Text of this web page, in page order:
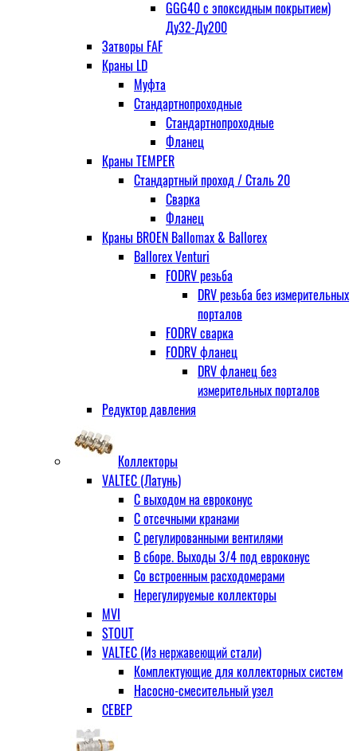
GGG40 с эпоксидным покрытием)
Ду32-Ду200
Затворы FAF
Краны LD
Муфта
Стандартнопроходные
Стандартнопроходные
Фланец
Краны TEMPER
Стандартный проход / Cталь 20
Сварка
Фланец
Краны BROEN Ballomax & Ballorex
Ballorex Venturi
FODRV резьба
DRV резьба без измерительных
порталов
FODRV сварка
FODRV фланец
DRV фланец без
измерительных порталов
Редуктор давления
Коллекторы
VALTEC (Латунь)
С выходом на евроконус
С отсечными кранами
С регулированными вентилями
В сборе. Выходы 3/4 под евроконус
Со встроенным расходомерами
Нерегулируемые коллекторы
MVI
STOUT
VALTEC (Из нержавеющий стали)
Комплектующие для коллекторных систем
Насосно-смесительный узел
СЕВЕР